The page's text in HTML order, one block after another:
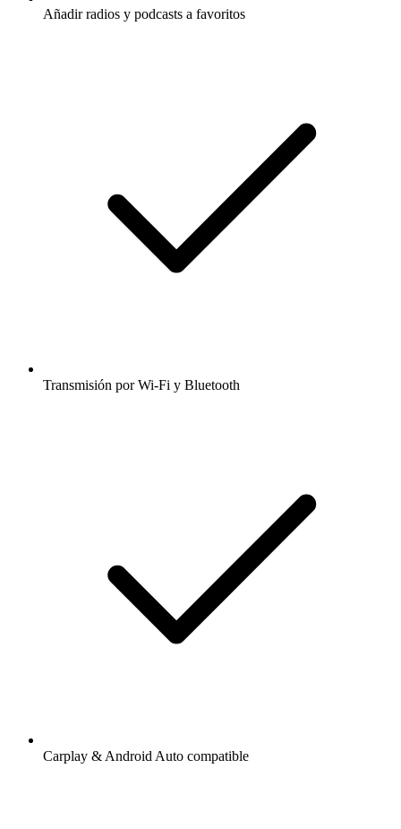
Añadir radios y podcasts a favoritos
Transmisión por Wi-Fi y Bluetooth
Carplay & Android Auto compatible